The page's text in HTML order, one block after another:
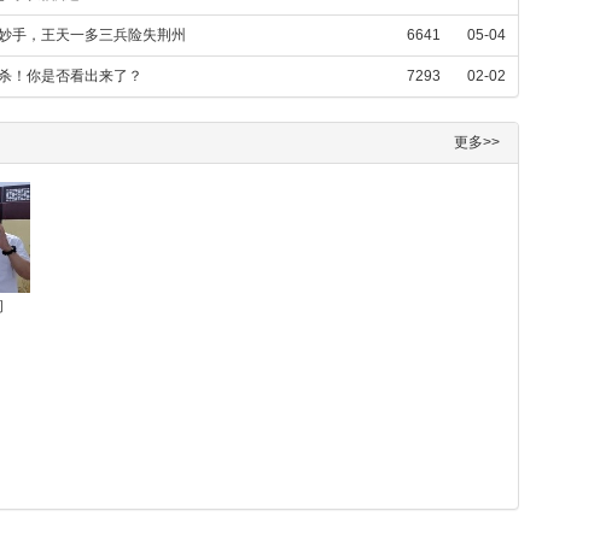
手，王天一多三兵险失荆州 6641 05-04
！你是否看出来了？ 7293 02-02
更多>>